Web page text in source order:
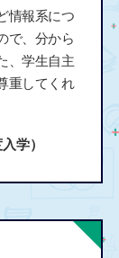
情報系につ
で、分から
、学生自主
重してくれ
学）